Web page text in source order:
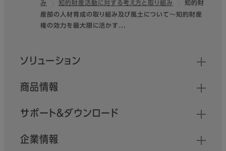
フッター
み
知的財産活動に対する考え方と取り組み
知的財
産部の人材育成の取り組み及び風土について～知的財産
権の効力を最大限に活かす…
クイックリンク
ソリューション
商品情報
サポート＆ダウンロード
企業情報